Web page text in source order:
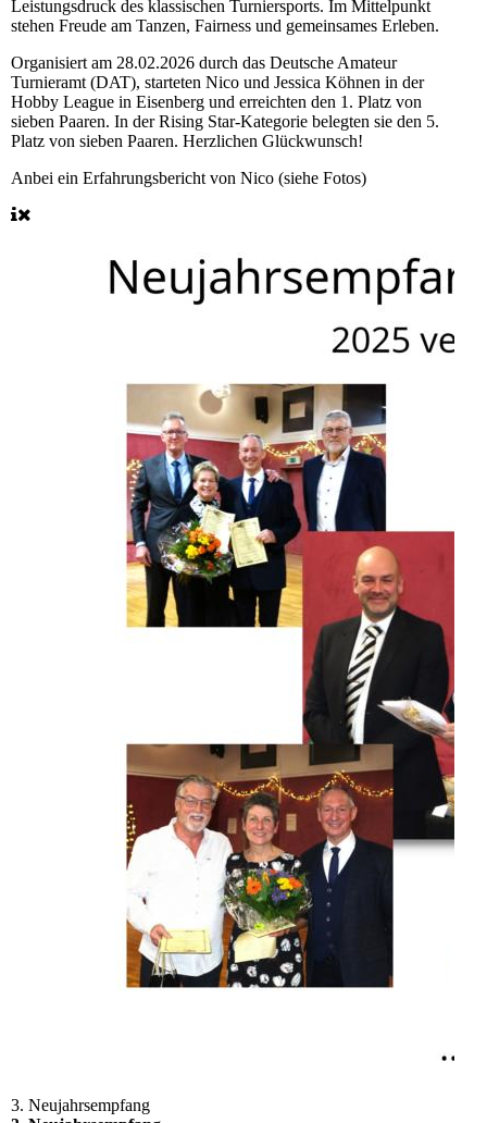
Leistungsdruck des klassischen Turniersports. Im Mittelpunkt
stehen Freude am Tanzen, Fairness und gemeinsames Erleben.
Organisiert am 28.02.2026 durch das Deutsche Amateur
Turnieramt (DAT), starteten Nico und Jessica Köhnen in der
Hobby League in Eisenberg und erreichten den 1. Platz von
sieben Paaren. In der Rising Star-Kategorie belegten sie den 5.
Platz von sieben Paaren. Herzlichen Glückwunsch!
Anbei ein Erfahrungsbericht von Nico (siehe Fotos)
3. Neujahrsempfang